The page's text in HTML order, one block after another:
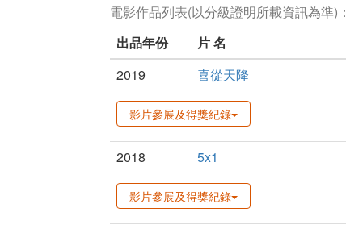
電影作品列表(以分級證明所載資訊為準)：
出品年份
片 名
2019
喜從天降
影片參展及得獎紀錄
2018 5x1
影片參展及得獎紀錄